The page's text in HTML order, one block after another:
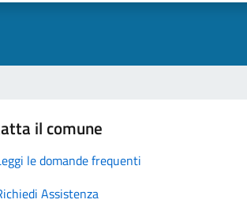
il comune
le domande frequenti
Assistenza